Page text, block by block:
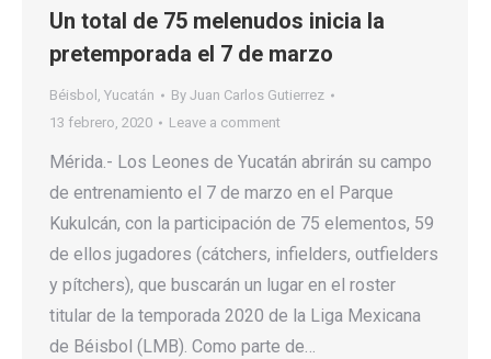
Un total de 75 melenudos inicia la
pretemporada el 7 de marzo
Béisbol , Yucatán By Juan Carlos Gutierrez
13 febrero, 2020
Leave a comment
Mérida.- Los Leones de Yucatán abrirán su campo
de entrenamiento el 7 de marzo en el Parque
Kukulcán, con la participación de 75 elementos, 59
de ellos jugadores (cátchers, infielders, outfielders
y pítchers), que buscarán un lugar en el roster
titular de la temporada 2020 de la Liga Mexicana
de Béisbol (LMB). Como parte de…